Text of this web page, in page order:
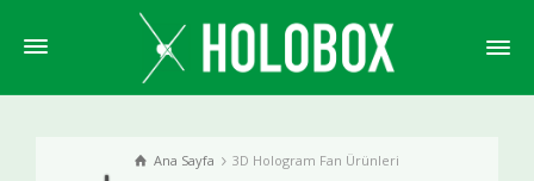
Ana Sayfa 3D Hologram Fan Ürünleri